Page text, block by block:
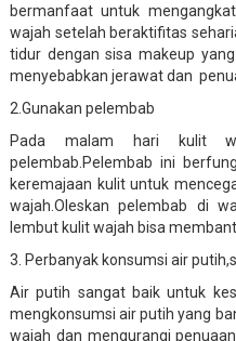
bermanfaat untuk
wajah setelah beraktifitas
tidur dengan sisa makeup
menyebabkan jerawat dan
2.Gunakan pelembab
Pada malam hari kulit
pelembab.Pelembab ini
keremajaan kulit untuk
wajah.Oleskan pelembab di
lembut kulit wajah bisa
3. Perbanyak konsumsi air
Air putih sangat baik untuk
mengkonsumsi air putih yang
wajah dan mengurangi